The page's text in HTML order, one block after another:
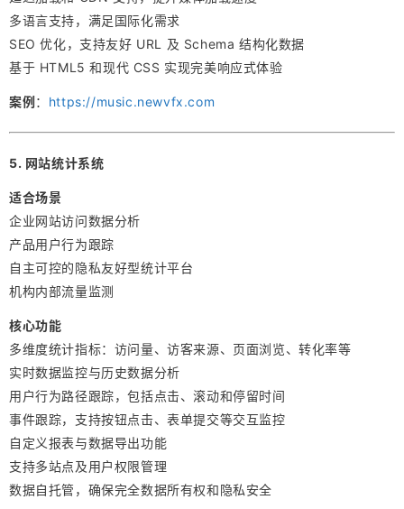
多语言支持，满足国际化需求
SEO 优化，支持友好 URL 及 Schema 结构化数据
基于 HTML5 和现代 CSS 实现完美响应式体验
案例 ： https://music.newvfx.com
5. 网站统计系统
适合场景
企业网站访问数据分析
产品用户行为跟踪
自主可控的隐私友好型统计平台
机构内部流量监测
核心功能
多维度统计指标：访问量、访客来源、页面浏览、转化率等
实时数据监控与历史数据分析
用户行为路径跟踪，包括点击、滚动和停留时间
事件跟踪，支持按钮点击、表单提交等交互监控
自定义报表与数据导出功能
支持多站点及用户权限管理
数据自托管，确保完全数据所有权和隐私安全